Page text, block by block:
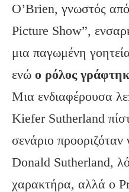
O’Brien, γνωστός
Picture Show”,
μια παγωμένη
ενώ ο ρόλος
Μια ενδιαφέρουσα
Kiefer Sutherland
σενάριο
Donald Sutherland,
χαρακτήρα, αλλά ο